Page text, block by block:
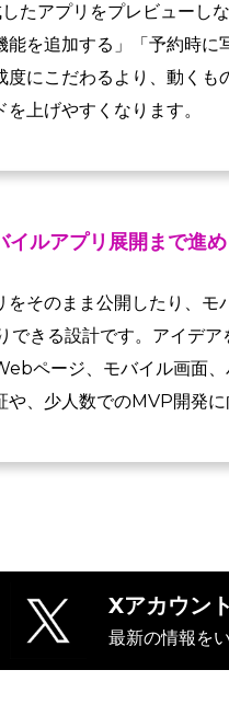
たアプリをプレビューし
能を追加する」「予約時
度にこだわるより、動く
上げやすくなります。
ルアプリ展開まで進め
そのまま公開したり、
できる設計です。アイデ
ページ、モバイル画面
、少人数でのMVP開発に
Xアカウン
最新の情報を